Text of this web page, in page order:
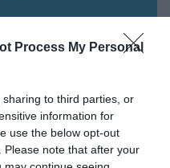
Process My Personal
to third parties, or
information for
use the below opt-out
note that after your